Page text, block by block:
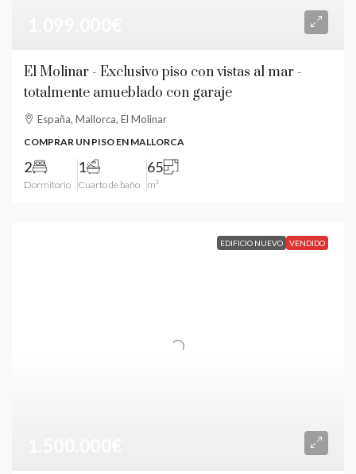
El Molinar - Exclusivo piso con vistas al mar -
totalmente amueblado con garaje
España, Mallorca, El Molinar
COMPRAR UN PISO EN MALLORCA
2
Dormitorio
1
Cuarto de baño
65
m²
EDIFICIO NUEVO VENDIDO